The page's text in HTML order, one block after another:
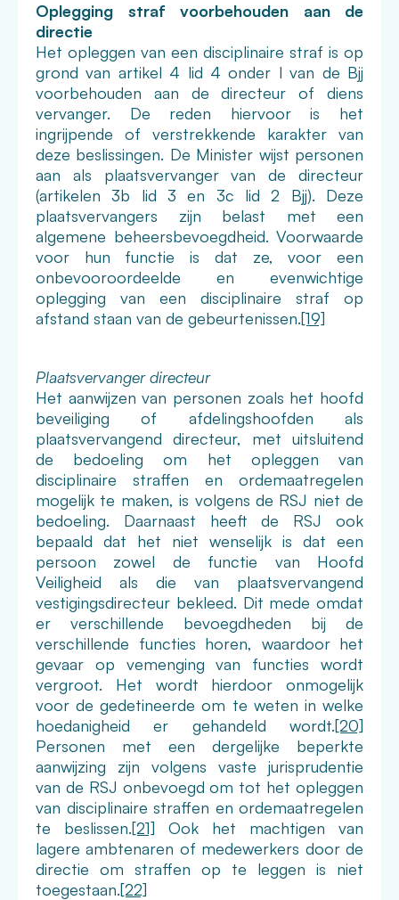
Oplegging straf voorbehouden aan de
directie
Het opleggen van een disciplinaire straf is op
grond van artikel 4 lid 4 onder l van de Bjj
voorbehouden aan de directeur of diens
vervanger. De reden hiervoor is het
ingrijpende of verstrekkende karakter van
deze beslissingen. De Minister wijst personen
aan als plaatsvervanger van de directeur
(artikelen 3b lid 3 en 3c lid 2 Bjj). Deze
plaatsvervangers zijn belast met een
algemene beheersbevoegdheid. Voorwaarde
voor hun functie is dat ze, voor een
onbevooroordeelde en evenwichtige
oplegging van een disciplinaire straf op
afstand staan van de gebeurtenissen.[19]
Plaatsvervanger directeur
Het aanwijzen van personen zoals het hoofd
beveiliging of afdelingshoofden als
plaatsvervangend directeur, met uitsluitend
de bedoeling om het opleggen van
disciplinaire straffen en ordemaatregelen
mogelijk te maken, is volgens de RSJ niet de
bedoeling. Daarnaast heeft de RSJ ook
bepaald dat het niet wenselijk is dat een
persoon zowel de functie van Hoofd
Veiligheid als die van plaatsvervangend
vestigingsdirecteur bekleed. Dit mede omdat
er verschillende bevoegdheden bij de
verschillende functies horen, waardoor het
gevaar op vemenging van functies wordt
vergroot. Het wordt hierdoor onmogelijk
voor de gedetineerde om te weten in welke
hoedanigheid er gehandeld wordt.[20]
Personen met een dergelijke beperkte
aanwijzing zijn volgens vaste jurisprudentie
van de RSJ onbevoegd om tot het opleggen
van disciplinaire straffen en ordemaatregelen
te beslissen.[21] Ook het machtigen van
lagere ambtenaren of medewerkers door de
directie om straffen op te leggen is niet
toegestaan.[22]